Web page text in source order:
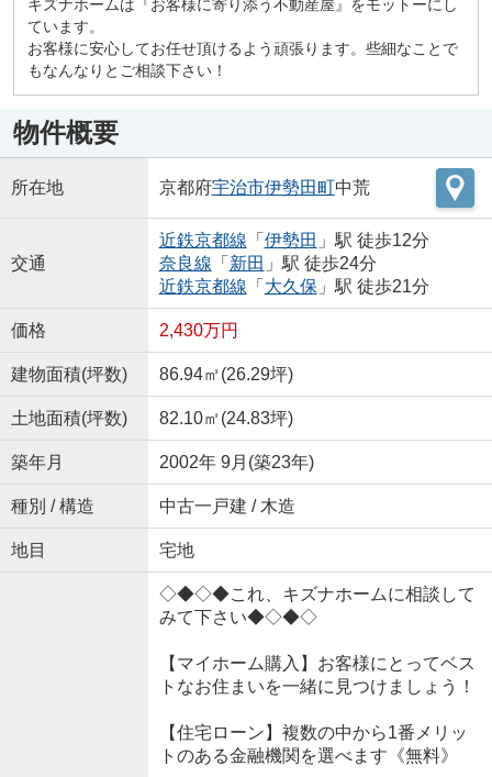
キズナホームは『お客様に寄り添う不動産屋』をモットーにし
ています。
お客様に安心してお任せ頂けるよう頑張ります。些細なことで
もなんなりとご相談下さい！
物件概要
所在地 京都府宇治市伊勢田町中荒
交通
近鉄京都線 「 伊勢田 」駅 徒歩12分
奈良線 「 新田 」駅 徒歩24分
近鉄京都線 「 大久保 」駅 徒歩21分
価格 2,430万円
建物面積(坪数) 86.94㎡(26.29坪)
土地面積(坪数) 82.10㎡(24.83坪)
築年月 2002年 9月(築23年)
種別 / 構造 中古一戸建 / 木造
地目 宅地
◇◆◇◆これ、キズナホームに相談して
みて下さい◆◇◆◇
【マイホーム購入】お客様にとってベス
トなお住まいを一緒に見つけましょう！
【住宅ローン】複数の中から1番メリッ
トのある金融機関を選べます《無料》